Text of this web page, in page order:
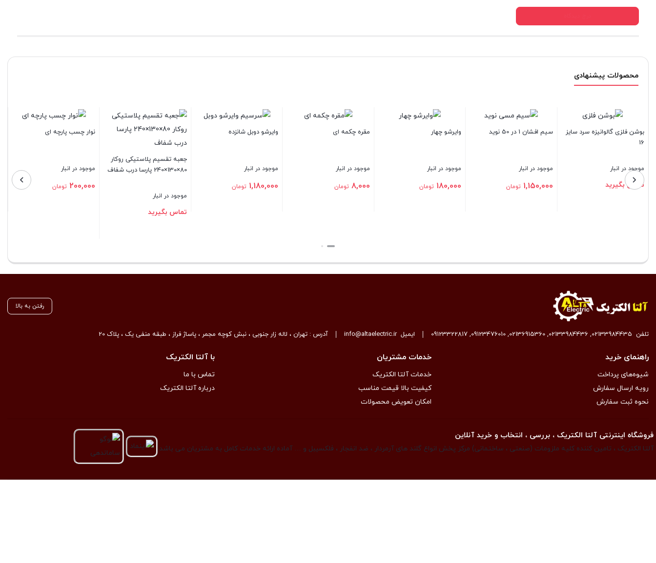
محصولات پیشنهادی
فلزی گالوانیزه سرد سایز
در انبار
بگیرید
سیم افشان 1 در 50 نوید
موجود در انبار
1,150,000 تومان
وایرشو چهار
موجود در انبار
180,000 تومان
مقره چکمه ای
موجود در انبار
8,000 تومان
وایرشو دوبل شانزده
موجود در انبار
1,180,000 تومان
جعبه تقسیم پلاستیکی روکار
موجود در انبار
تماس بگیرید
نوار چسب پارچه ای
موجود در انبار
200,000 تومان
تماس
رفتن به بالا
تلفن 02133984435
,
02133984436
,
02136915360
,
09123476010
,
09123322817 ایمیلinfo@altaelectric.ir آدرس : تهران ، لاله زار جنوبی ، نبش کوچه مجمر ، پاساژ فراز ، طبقه منفی یک ، پلاک 20
راهنمای خرید
شیوه‌های پرداخت
رویه ارسال سفارش
نحوه ثبت سفارش
خدمات مشتریان
خدمات آلتا الکتریک
کیفیت بالا قیمت مناسب
امکان تعویض محصولات
با آلتا الکتریک
تماس با ما
درباره آلتا الکتریک
فروشگاه اینترنتی آلتا الکتریک ، بررسی ، انتخاب و خرید آنلاین
آلتا الکتریک ، تامین کننده کلیه ملزومات (صنعتی ، ساختمانی) مرکز پخش انواع گلند های آرمردار ، ضد انفجار ، فلکسیبل و … آماده ارائه خدمات کامل به مشتریان می باشد.